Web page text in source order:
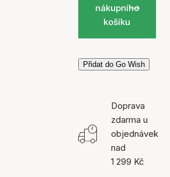
nákupního
košíku
Přidat do Go Wish
Doprava
zdarma u
objednávek
nad
1 299 Kč